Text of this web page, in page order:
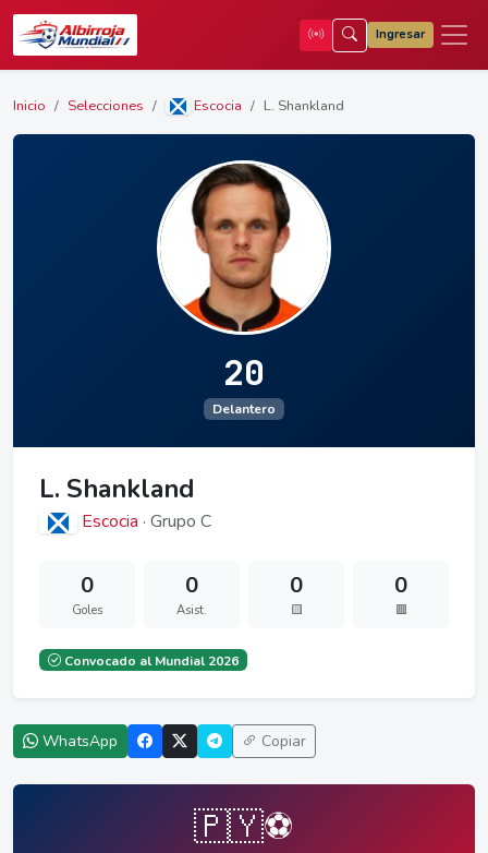
Ingresar
Inicio Selecciones Escocia L. Shankland
20
Delantero
L. Shankland
Escocia · Grupo C
0
Goles
0
Asist.
0
🟨
0
🟥
Convocado al Mundial 2026
WhatsApp Copiar
🇵🇾⚽